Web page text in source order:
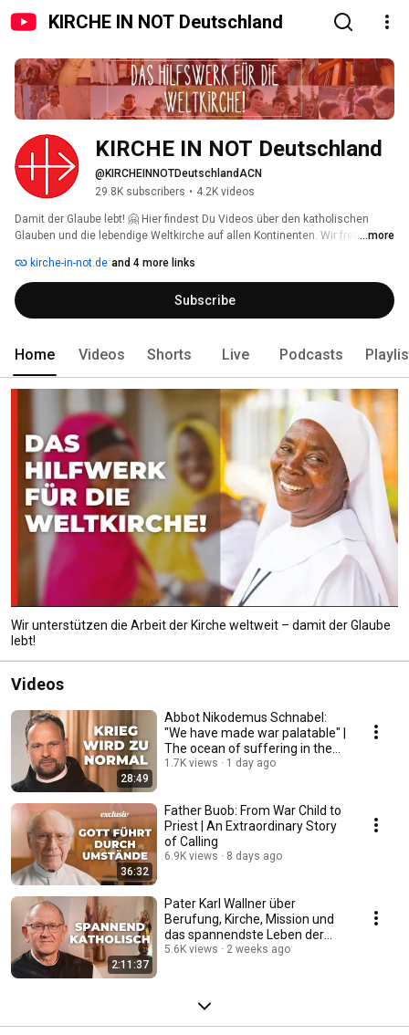
KIRCHE IN NOT Deutschland
KIRCHE IN NOT Deutschland
@KIRCHEINNOTDeutschlandACN
29.8K subscribers • 4.2K videos
Damit der Glaube lebt! 🤗 Hier findest Du Videos über den katholischen
Glauben und die lebendige Weltkirche auf allen Kontinenten. Wir freuen uns
möchtest: Kanal abonnieren!
...more
kirche-in-not.de and 4 more links
Subscribe
Home Videos Shorts Live Podcasts
Wir unterstützen die Arbeit der Kirche weltweit – damit der Glaube
lebt!
Videos
28:49
Abbot Nikodemus Schnabel:
"We have made war palatable" |
The ocean of suffering in the
Holy Land
1.7K views 1 day ago
36:32
Father Buob: From War Child to
Priest | An Extraordinary Story
of Calling
6.9K views 8 days ago
2:11:37
Pater Karl Wallner über
Berufung, Kirche, Mission und
das spannendste Leben der
Welt #katholisch
5.6K views 2 weeks ago